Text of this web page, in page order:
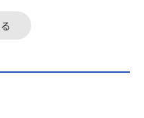
と少し違...